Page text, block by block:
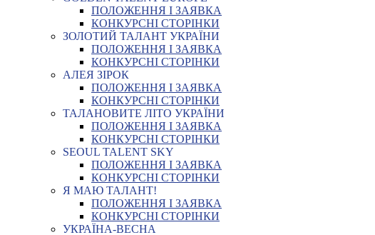
ПОЛОЖЕННЯ І ЗАЯВКА
КОНКУРСНІ СТОРІНКИ
ЗОЛОТИЙ ТАЛАНТ УКРАЇНИ
ПОЛОЖЕННЯ І ЗАЯВКА
КОНКУРСНІ СТОРІНКИ
АЛЕЯ ЗІРОК
ПОЛОЖЕННЯ І ЗАЯВКА
КОНКУРСНІ СТОРІНКИ
ТАЛАНОВИТЕ ЛІТО УКРАЇНИ
ПОЛОЖЕННЯ І ЗАЯВКА
КОНКУРСНІ СТОРІНКИ
SEOUL TALENT SKY
ПОЛОЖЕННЯ І ЗАЯВКА
КОНКУРСНІ СТОРІНКИ
Я МАЮ ТАЛАНТ!
ПОЛОЖЕННЯ І ЗАЯВКА
КОНКУРСНІ СТОРІНКИ
УКРАЇНА-ВЕСНА